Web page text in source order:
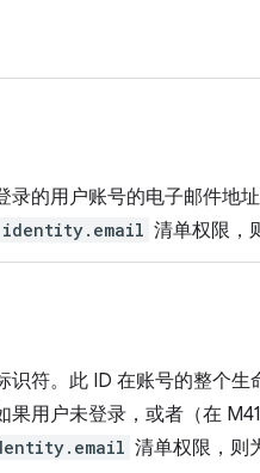
录的用户账号的电子邮件地
identity.email 清单权限，
识符。此 ID 在账号的整个生
果用户未登录，或者（在
清单权限，则